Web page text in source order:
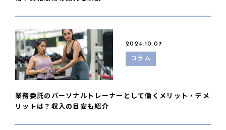
2024.10.07
コラム
業務委託のパーソナルトレーナーとして働くメリット・デメ
リットは？収入の目安も紹介